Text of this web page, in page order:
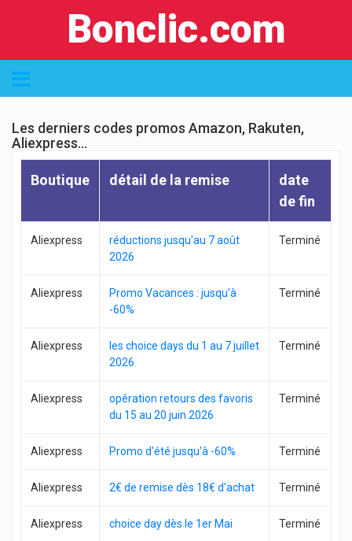
Bonclic.com
Les derniers codes promos Amazon, Rakuten,
Aliexpress...
Boutique détail de la remise
date
de fin
Aliexpress
réductions jusqu'au 7 août
2026
Terminé
Aliexpress
Promo Vacances : jusqu'à
-60%
Terminé
Aliexpress
les choice days du 1 au 7 juillet
2026
Terminé
Aliexpress
opération retours des favoris
du 15 au 20 juin 2026
Terminé
Aliexpress Promo d'été jusqu'à -60% Terminé
Aliexpress 2€ de remise dès 18€ d'achat Terminé
Aliexpress choice day dès le 1er Mai Terminé